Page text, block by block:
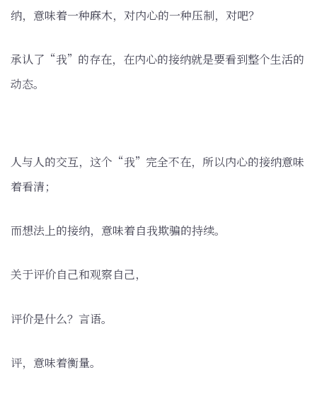
纳，意味着一种麻木，对内心的一种压制，对吧？
承认了“我”的存在，在内心的接纳就是要看到整个生活的
动态。
人与人的交互，这个“我”完全不在，所以内心的接纳意味
着看清；
而想法上的接纳，意味着自我欺骗的持续。
关于评价自己和观察自己，
评价是什么？言语。
评，意味着衡量。